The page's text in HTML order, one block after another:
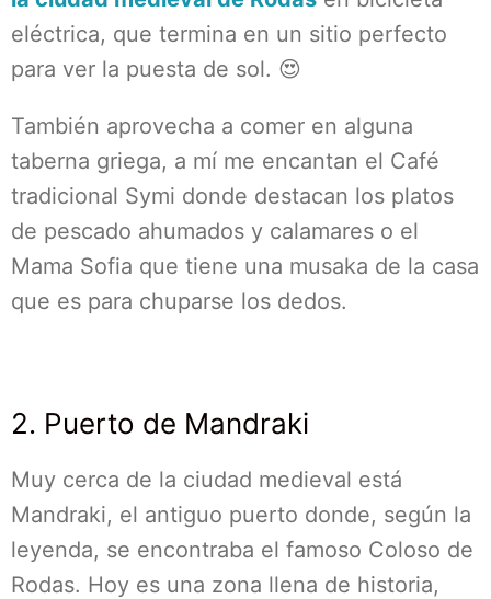
eléctrica, que termina en un sitio perfecto
para ver la puesta de sol. 😍
También aprovecha a comer en alguna
taberna griega, a mí me encantan el Café
tradicional Symi donde destacan los platos
de pescado ahumados y calamares o el
Mama Sofia que tiene una musaka de la casa
que es para chuparse los dedos.
2. Puerto de Mandraki
Muy cerca de la ciudad medieval está
Mandraki, el antiguo puerto donde, según la
leyenda, se encontraba el famoso Coloso de
Rodas. Hoy es una zona llena de historia,